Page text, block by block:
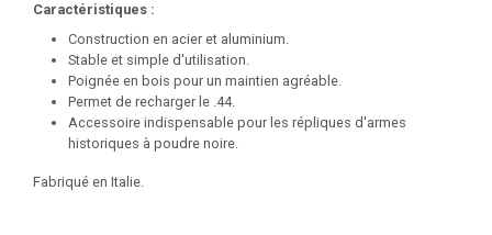
Caractéristiques :
Construction en acier et aluminium.
Stable et simple d'utilisation.
Poignée en bois pour un maintien agréable.
Permet de recharger le .44.
Accessoire indispensable pour les répliques d'armes
historiques à poudre noire.
Fabriqué en Italie.